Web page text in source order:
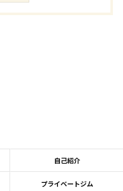
自己紹介
プライベートジム